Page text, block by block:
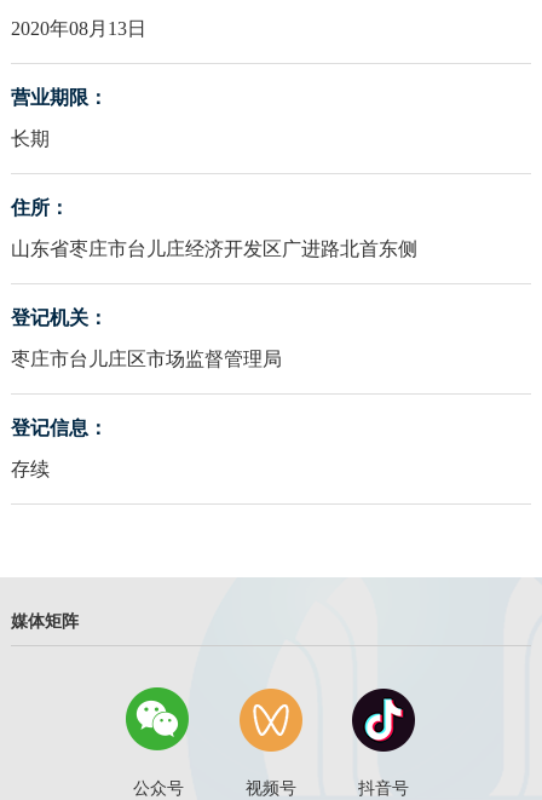
2020年08月13日
营业期限：
长期
住所：
山东省枣庄市台儿庄经济开发区广进路北首东侧
登记机关：
枣庄市台儿庄区市场监督管理局
登记信息：
存续
媒体矩阵
公众号 视频号 抖音号